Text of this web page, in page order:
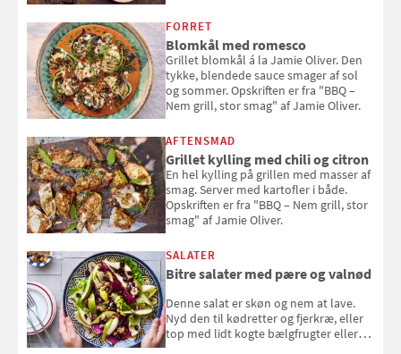
smag" af Jamie Oliver.
FORRET
Blomkål med romesco
Grillet blomkål á la Jamie Oliver. Den
tykke, blendede sauce smager af sol
og sommer. Opskriften er fra "BBQ –
Nem grill, stor smag" af Jamie Oliver.
AFTENSMAD
Grillet kylling med chili og citron
En hel kylling på grillen med masser af
smag. Server med kartofler i både.
Opskriften er fra "BBQ – Nem grill, stor
smag" af Jamie Oliver.
SALATER
Bitre salater med pære og valnød
Denne salat er skøn og nem at lave.
Nyd den til kødretter og fjerkræ, eller
top med lidt kogte bælgfrugter eller